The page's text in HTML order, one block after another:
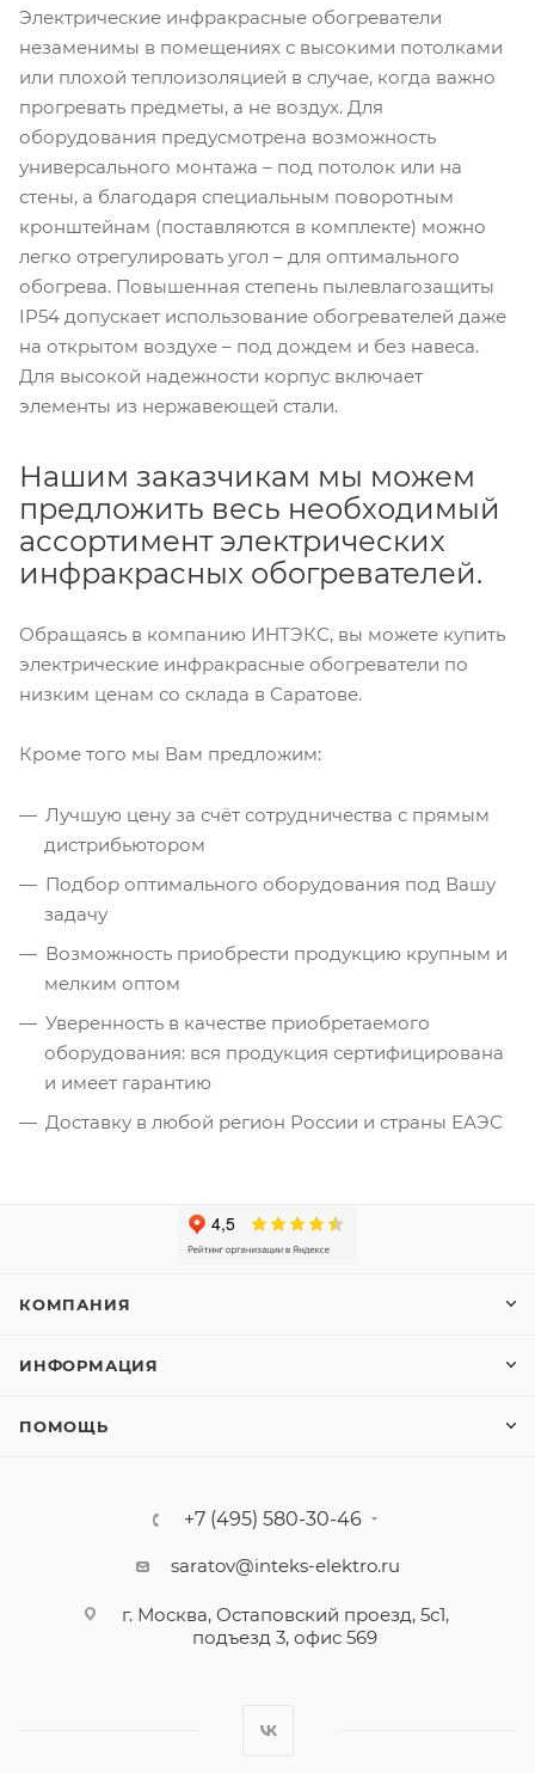
Электрические инфракрасные обогреватели
незаменимы в помещениях с высокими потолками
или плохой теплоизоляцией в случае, когда важно
прогревать предметы, а не воздух. Для
оборудования предусмотрена возможность
универсального монтажа – под потолок или на
стены, а благодаря специальным поворотным
кронштейнам (поставляются в комплекте) можно
легко отрегулировать угол – для оптимального
обогрева. Повышенная степень пылевлагозащиты
IP54 допускает использование обогревателей даже
на открытом воздухе – под дождем и без навеса.
Для высокой надежности корпус включает
элементы из нержавеющей стали.
Нашим заказчикам мы можем
предложить весь необходимый
ассортимент электрических
инфракрасных обогревателей.
Обращаясь в компанию ИНТЭКС, вы можете купить
электрические инфракрасные обогреватели по
низким ценам со склада в Саратове.
Кроме того мы Вам предложим:
Лучшую цену за счёт сотрудничества с прямым
дистрибьютором
Подбор оптимального оборудования под Вашу
задачу
Возможность приобрести продукцию крупным и
мелким оптом
Уверенность в качестве приобретаемого
оборудования: вся продукция сертифицирована
и имеет гарантию
Доставку в любой регион России и страны ЕАЭС
КОМПАНИЯ
ИНФОРМАЦИЯ
ПОМОЩЬ
+7 (495) 580-30-46
saratov@inteks-elektro.ru
г. Москва, Остаповский проезд, 5с1,
подъезд 3, офис 569